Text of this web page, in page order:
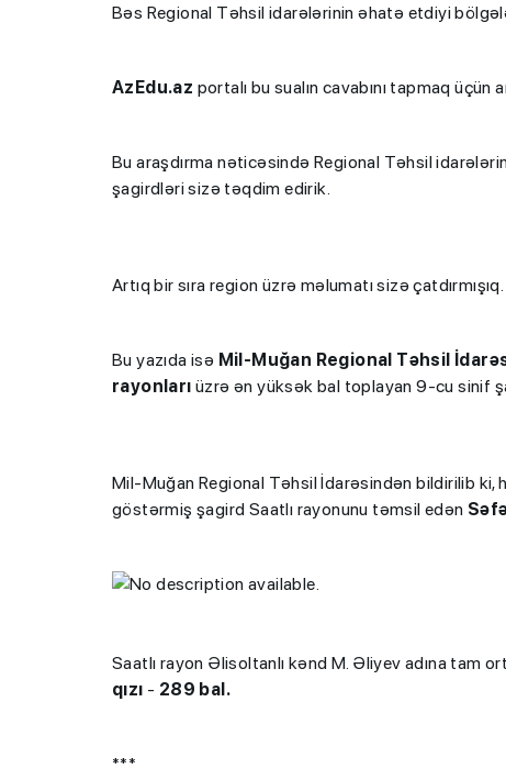
Bəs Regional Təhsil idarələrinin əhatə etdiyi
AzEdu.az portalı bu sualın cavabını tapmaq üçün
Bu araşdırma nəticəsində Regional Təhsil
şagirdləri sizə təqdim edirik.
Artıq bir sıra region üzrə məlumatı sizə çatdırmışıq.
Bu yazıda isə Mil-Muğan Regional Təhsil
rayonları üzrə ən yüksək bal toplayan 9-cu sinif
Mil-Muğan Regional Təhsil İdarəsindən bildirilib ki,
göstərmiş şagird Saatlı rayonunu təmsil edən
Saatlı rayon Əlisoltanlı kənd M. Əliyev adına tam
qızı - 289 bal.
***